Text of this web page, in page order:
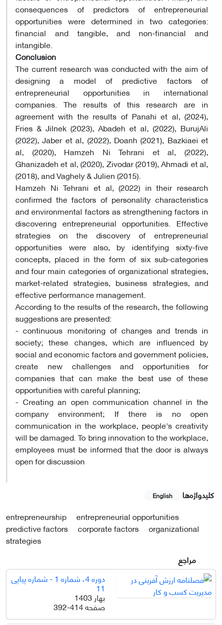
consequences of predictors of entrepreneurial
opportunities were determined in two categories:
financial and tangible, and non-financial and
intangible.
Conclusion
The current research was conducted with the aim of
designing a model of predictive factors of
entrepreneurial opportunities in international
companies. The results of this research are in
agreement with the results of Panahi et al, (2024),
Fries & Jilnek (2023), Abadeh et al, (2022), BurujAli
(2022), Jaber et al, (2022), Doanh (2021), Bazkiaei et
al, (2020), Hamzeh Ni Tehrani et al, (2022),
Ghanizadeh et al, (2020), Zivodar (2019), Ahmadi et al,
(2018), and Vaghely & Julien (2015).
Hamzeh Ni Tehrani et al, (2022) in their research
confirmed the factors of personality characteristics
and environmental factors as strengthening factors in
discovering entrepreneurial opportunities. Effective
strategies on the discovery of entrepreneurial
opportunities were also, by identifying sixty-five
concepts, placed in the form of six sub-categories
and four main categories of organizational strategies,
market-related strategies, business strategies, and
effective performance management.
According to the results of the research, the following
suggestions are presented:
- continuous monitoring of changes and trends in
society; these changes, which are influenced by
social and economic factors and government policies,
create new challenges and opportunities for
companies that can make the best use of these
opportunities with careful planning;
- Creating an open communication channel in the
company environment; If there is no open
communication in the workplace, people's creativity
will be damaged. To bring innovation to the workplace,
employees must be informed that the door is always
open for discussion
کلیدواژه‌ها English
entrepreneurship
entrepreneurial opportunities
predictive factors
corporate factors
organizational
strategies
مراجع
دوره 4، شماره 1 - شماره پیاپی
11
بهار 1403
صفحه392-414